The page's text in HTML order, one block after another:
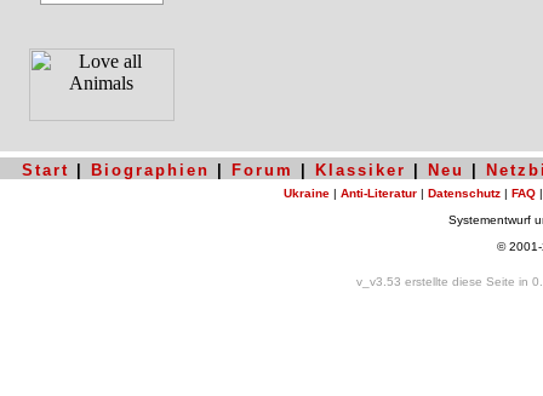
Start Biographien Forum Klassiker Neu
Ukraine | Anti-Literatur | Datenschutz | FAQ
Systementwurf
©
v_v3.53 erstellte diese Seite in